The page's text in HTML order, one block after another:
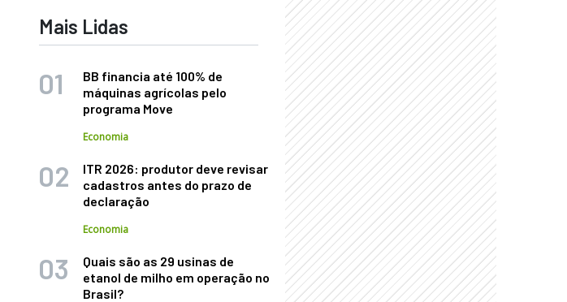
Mais Lidas
BB financia até 100% de
máquinas agrícolas pelo
programa Move
Economia
ITR 2026: produtor deve revisar
cadastros antes do prazo de
declaração
Economia
Quais são as 29 usinas de
etanol de milho em operação no
Brasil?